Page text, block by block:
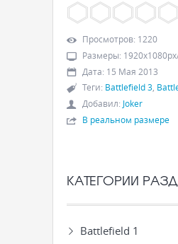
Просмотров: 1220
Размеры:
Дата: 15 Мая 2013
Теги: Battlefield 3,
Добавил: Joker
В реальном размере
КАТЕГОРИИ
Battlefield 1